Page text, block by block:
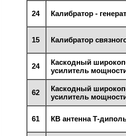
24 Калибратор -
15 Калибратор
24
Каскодный
усилитель
62
Каскодный
усилитель
61 КВ антенна Т-